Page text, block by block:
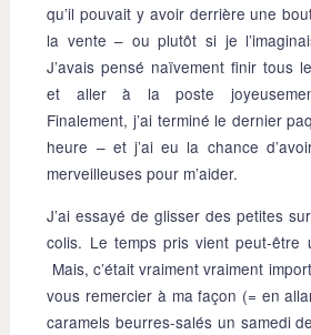
qu’il pouvait y avoir derrière une
la vente – ou plutôt si je
J’avais pensé naïvement finir tous
et aller à la poste
Finalement, j’ai terminé le dernier
heure – et j’ai eu la chance
merveilleuses pour m’aider.
J’ai essayé de glisser des petites
colis. Le temps pris vient peut-être
Mais, c’était vraiment vraiment
vous remercier à ma façon (= en
caramels beurres-salés un samedi